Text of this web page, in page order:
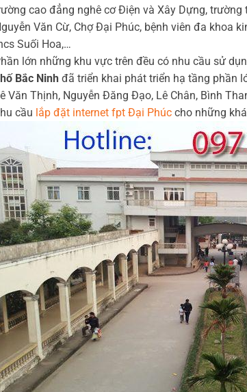
cao đẳng nghê cơ Điện và Xây Dựng, trường
Văn Cừ, Chợ Đại Phúc, bệnh viên đa khoa
Suối Hoa,…
lớn những khu vực trên đều có nhu cầu sử
Bắc Ninh đã triển khai phát triển hạ tầng phần
Văn Thịnh, Nguyễn Đăng Đạo, Lê Chân, Bình
cầu lắp đặt internet fpt Đại Phúc cho những